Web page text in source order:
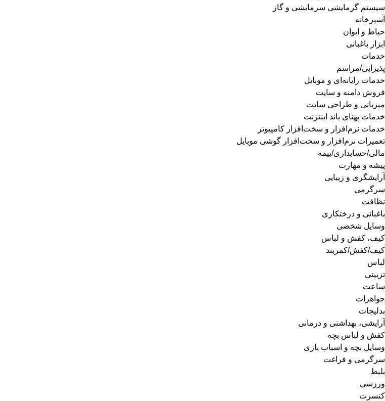
سیستم گرمایشی سرمایشی و گاز
آشپزخانه
حیاط و ایوان
ابزار باغبانی
خدمات
پذیرایی/مراسم
خدمات رایانه‌ای و موبایل
فروش دامنه و سایت
میزبانی و طراحی سایت
خدمات پهنای باند اینترنت
خدمات نرم‌افزار و سخت‌افزار کامپیوتر
تعمیرات نرم‌افزار و سخت‌افزار گوشی موبایل
مالی/حسابداری/بیمه
پیشه و مهارت
آرایشگری و زیبایی
سرگرمی
نظافت
باغبانی و درختکاری
وسایل شخصی
کیف، کفش و لباس
کیف/کفش/کمربند
لباس
تزیینی
ساعت
جواهرات
بدلیجات
آرایشی، بهداشتی و درمانی
کفش و لباس بچه
وسایل بچه و اسباب بازی
سرگرمی و فراغت
بلیط
ورزشی
کنسرت